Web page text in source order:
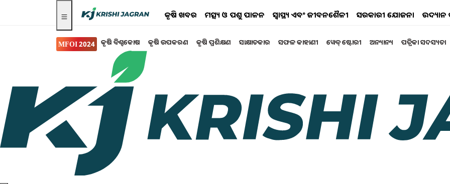
କୃଷି ଖବର ମତ୍ସ୍ୟ ଓ ପଶୁ ପାଳନ ସ୍ୱାସ୍ଥ୍ୟ ଏବଂ ଜୀବନଶୈଳୀ ସରକାରୀ ଯୋଜନା ଉଦ୍ୟାନ
MFOI 2024 କୃଷି ବିଶ୍ବକୋଷ କୃଷି ଉପକରଣ କୃଷି ପ୍ରଶିକ୍ଷଣ ସାକ୍ଷାତକାର ସଫଳ କାହାଣୀ ୱେବ୍ ଷ୍ଟୋରୀ ଅନ୍ୟାନ୍ୟ ପତ୍ରିକା ସଦସ୍ୟତା
ସଫଳ କାହାଣୀ
କୃଷିରୁ ୧୦୦ କୋଟିର ଟର୍ଣ୍ଣଓଭର: ହେଲିକପ୍ଟର ପରେ
ଏବେ ଉଡ଼ାଜାହାଜରେ କୃଷି ବିପ୍ଳବ ଆଣିବେ ଡ.
ରାଜାରାମ ତ୍ରିପାଠୀ